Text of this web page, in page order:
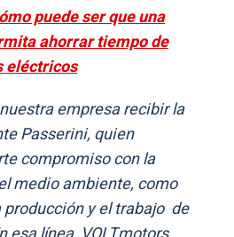
puede ser que una
ahorrar tiempo de
eléctricos
empresa recibir la
Passerini, quien
compromiso con la
medio ambiente, como
y el trabajo de